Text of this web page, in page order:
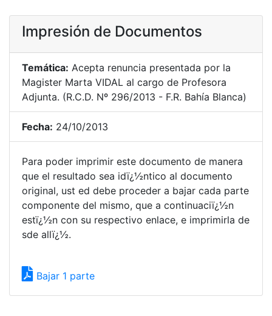
Impresión de Documentos
Temática: Acepta renuncia presentada por la
Magister Marta VIDAL al cargo de Profesora
Adjunta. (R.C.D. Nº 296/2013 - F.R. Bahía Blanca)
Fecha: 24/10/2013
Para poder imprimir este documento de manera
que el resultado sea idï¿½ntico al documento
original, ust ed debe proceder a bajar cada parte
componente del mismo, que a continuaciï¿½n
estï¿½n con su respectivo enlace, e imprimirla de
sde allï¿½.
Bajar 1 parte